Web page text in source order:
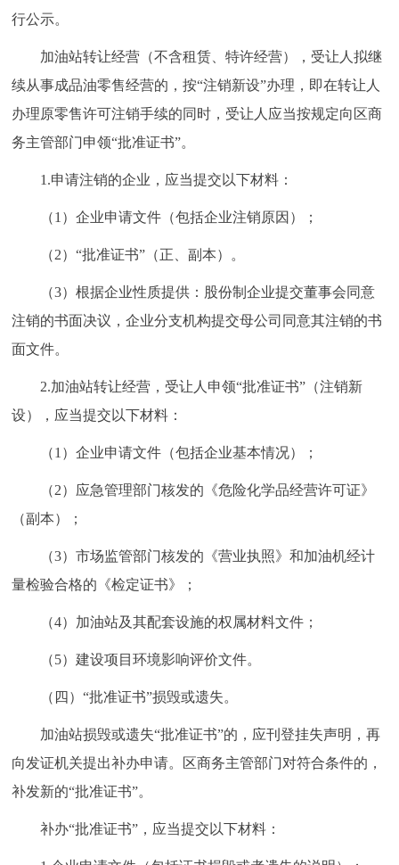
行公示。
加油站转让经营（不含租赁、特许经营），受让人拟继
续从事成品油零售经营的，按“注销新设”办理，即在转让人
办理原零售许可注销手续的同时，受让人应当按规定向区商
务主管部门申领“批准证书”。
1.申请注销的企业，应当提交以下材料：
（1）企业申请文件（包括企业注销原因）；
（2）“批准证书”（正、副本）。
（3）根据企业性质提供：股份制企业提交董事会同意
注销的书面决议，企业分支机构提交母公司同意其注销的书
面文件。
2.加油站转让经营，受让人申领“批准证书”（注销新
设），应当提交以下材料：
（1）企业申请文件（包括企业基本情况）；
（2）应急管理部门核发的《危险化学品经营许可证》
（副本）；
（3）市场监管部门核发的《营业执照》和加油机经计
量检验合格的《检定证书》；
（4）加油站及其配套设施的权属材料文件；
（5）建设项目环境影响评价文件。
（四）“批准证书”损毁或遗失。
加油站损毁或遗失“批准证书”的，应刊登挂失声明，再
向发证机关提出补办申请。区商务主管部门对符合条件的，
补发新的“批准证书”。
补办“批准证书”，应当提交以下材料：